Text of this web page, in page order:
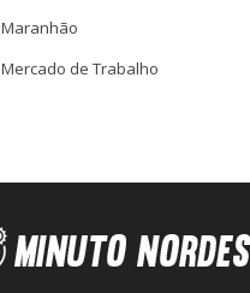
Maranhão
Mercado de Trabalho